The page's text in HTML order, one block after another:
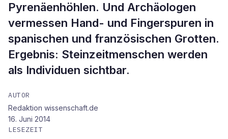
Pyrenäenhöhlen. Und Archäologen
vermessen Hand- und Fingerspuren in
spanischen und französischen Grotten.
Ergebnis: Steinzeitmenschen werden
als Individuen sichtbar.
AUTOR
Redaktion wissenschaft.de
16. Juni 2014
LESEZEIT